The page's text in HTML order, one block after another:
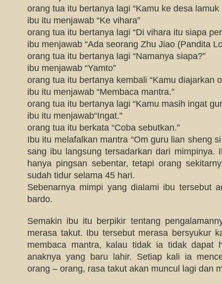
orang tua itu bertanya lagi “Kamu ke desa lamuk
ibu itu menjawab “Ke vihara”
orang tua itu bertanya lagi “Di vihara itu siapa
ibu menjawab “Ada seorang Zhu Jiao (Pandita
orang tua itu bertanya lagi “Namanya siapa?”
ibu menjawab “Yamto”
orang tua itu bertanya kembali “Kamu diajarkan
ibu itu menjawab “Membaca mantra.”
orang tua itu bertanya lagi “Kamu masih ingat
ibu itu menjawab“Ingat.”
orang tua itu berkata “Coba sebutkan.”
Ibu itu melafalkan mantra “Om guru lian sheng
sang ibu langsung tersadarkan dari mimpinya.
hanya pingsan sebentar, tetapi orang
sudah tidur selama 45 hari.
Sebenarnya mimpi yang dialami ibu tersebut
bardo.
Semakin ibu itu berpikir tentang
merasa takut. Ibu tersebut merasa bersyukur
membaca mantra, kalau tidak ia tidak dapat
anaknya yang baru lahir. Setiap kali ia
orang – orang, rasa takut akan muncul lagi dan